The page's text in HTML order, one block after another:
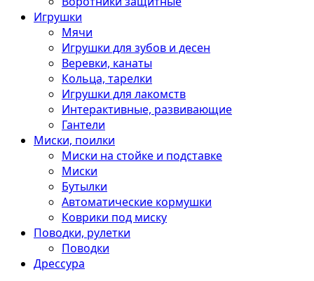
Игрушки
Мячи
Игрушки для зубов и десен
Веревки, канаты
Кольца, тарелки
Игрушки для лакомств
Интерактивные, развивающие
Гантели
Миски, поилки
Миски на стойке и подставке
Миски
Бутылки
Автоматические кормушки
Коврики под миску
Поводки, рулетки
Поводки
Дрессура